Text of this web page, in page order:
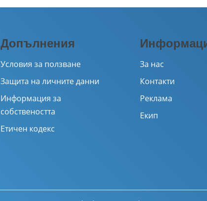
Допълнения
Условия за ползване
Защита на личните данни
Информация за
собствеността
Етичен кодекс
За нас
Контакти
Реклама
Екип